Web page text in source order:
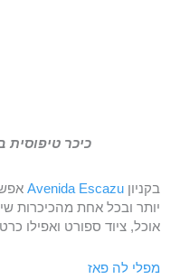
כיכר טיפוסית
בקניוןAvenida Escazu
יותר ובכל אחת מהכיכרות
אוכל, ציוד ספורט ואפילו
מפלי לה פאז